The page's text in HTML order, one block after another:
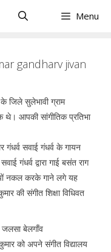
Menu
gandharv jivan
जिले सुलेभावी ग्राम
आपकी सांगीतिक प्रतिभा
सवाई गंधर्व के गायन
गंधर्व द्वारा गाई बसंत राग
नकल करके गाने लगे यह
की संगीत शिक्षा विधिवत
जलसा बेलगाँव
को अपने संगीत विद्यालय